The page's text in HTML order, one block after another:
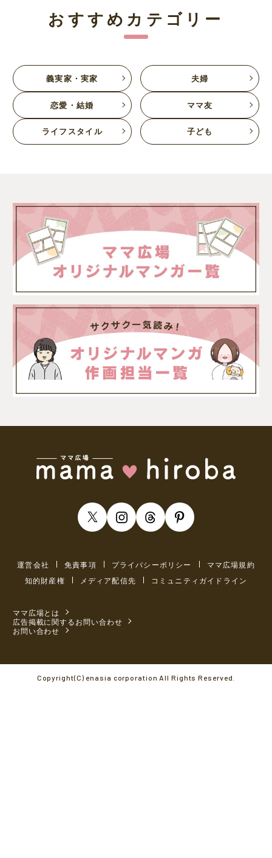
おすすめカテゴリー
義実家・実家 夫婦
恋愛・結婚 ママ友
ライフスタイル 子ども
運営会社 免責事項 プライバシーポリシー
ママ広場規約
知的財産権
メディア配信先 コミュニティガイドライン
ママ広場とは
広告掲載に関するお問い合わせ
お問い合わせ
Copyright(C) enasia corporation All Rights Reserved.